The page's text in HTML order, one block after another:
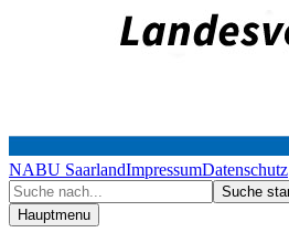
NABU SaarlandImpressumDatenschutz
Hauptmenu